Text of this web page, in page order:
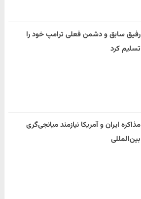
رفیق سابق و دشمن فعلی ترامپ خود را
تسلیم کرد
مذاکره ایران و آمریکا نیازمند میانجی‌گری
بین‌المللی